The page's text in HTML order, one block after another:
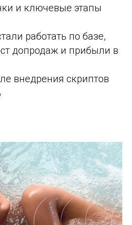
и ключевые этапы
работать по базе,
допродаж и прибыли в
внедрения скриптов